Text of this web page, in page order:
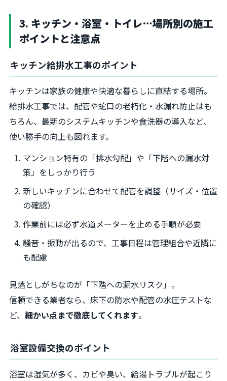
3. キッチン・浴室・トイレ…場所別の施工
ポイントと注意点
キッチン給排水工事のポイント
キッチンは家族の健康や快適な暮らしに直結する場所。
給排水工事では、配管や蛇口の老朽化・水漏れ防止はも
ちろん、最新のシステムキッチンや食洗器の導入など、
使い勝手の向上も図れます。
マンション特有の「排水勾配」や「下階への漏水対
策」をしっかり行う
新しいキッチンに合わせて配管を調整（サイズ・位置
の確認）
作業前には必ず水道メーターを止める手順が必要
騒音・振動が出るので、工事日程は管理組合や近隣に
も配慮
見落としがちなのが「下階への漏水リスク」。
信頼できる業者なら、床下の防水や配管の水圧テストな
ど、 細かい点まで徹底してくれます。
浴室設備交換のポイント
浴室は湿気が多く、カビや臭い、給湯トラブルが起こり